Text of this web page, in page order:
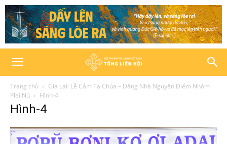
Trang chủ
Gia Lai: Lễ Cảm Tạ Chúa – Dâng Nhà Nguyện Điểm Nhóm
Plei Nú
Hình-4
Hình-4